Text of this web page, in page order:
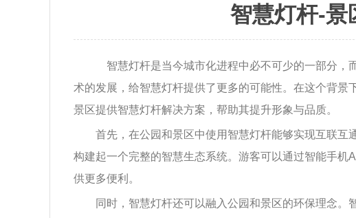
智慧灯杆-景
智慧灯杆是当今城市化进程中必不可少的一部分，
术的发展，给智慧灯杆提供了更多的可能性。在这个背
景区提供智慧灯杆解决方案，帮助其提升形象与品质。
首先，在公园和景区中使用智慧灯杆能够实现互联互
构建起一个完整的智慧生态系统。游客可以通过智能手
供更多便利。
同时，智慧灯杆还可以融入公园和景区的环保理念